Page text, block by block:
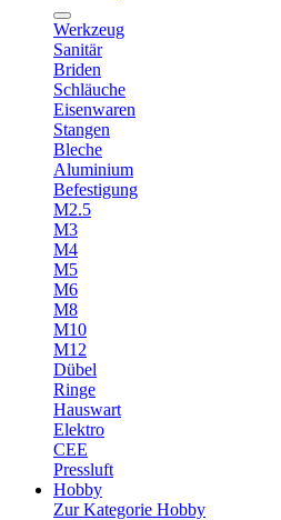
Werkzeug
Sanitär
Briden
Schläuche
Eisenwaren
Stangen
Bleche
Aluminium
Befestigung
M2.5
M3
M4
M5
M6
M8
M10
M12
Dübel
Ringe
Hauswart
Elektro
CEE
Pressluft
Hobby
Zur Kategorie Hobby